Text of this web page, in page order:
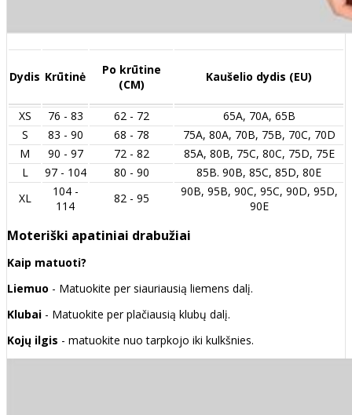
Dydis Krūtinė
Po krūtine
(CM)
Kaušelio dydis (EU)
XS 76 - 83 62 - 72
65A, 70A, 65B
S
83 - 90 68 - 78
75A, 80A, 70B, 75B, 70C, 70D
M
90 - 97 72 - 82
85A, 80B, 75C, 80C, 75D, 75E
L
97 - 104 80 - 90
85B. 90B, 85C, 85D, 80E
XL
104 -
114
82 - 95
90B, 95B, 90C, 95C, 90D, 95D,
90E
Moteriški apatiniai drabužiai
Kaip matuoti?
Liemuo - Matuokite per siauriausią liemens dalį.
Klubai - Matuokite per plačiausią klubų dalį.
Kojų ilgis - matuokite nuo tarpkojo iki kulkšnies.